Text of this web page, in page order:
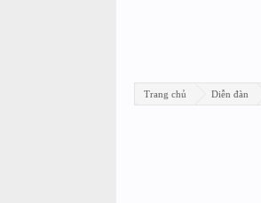
Trang chủ Diễn đàn